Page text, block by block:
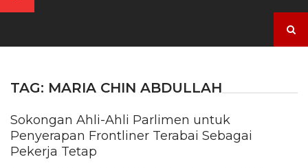
for:
TAG: MARIA CHIN ABDULLAH
Sokongan Ahli-Ahli Parlimen untuk
Penyerapan Frontliner Terabai Sebagai
Pekerja Tetap